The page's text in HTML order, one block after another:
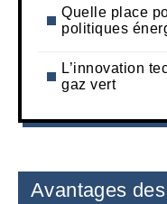
Quelle place
politiques
L’innovation
gaz vert
Avantages